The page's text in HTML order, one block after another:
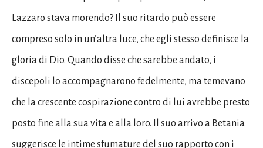
Lazzaro stava morendo? Il suo ritardo può essere
compreso solo in un’altra luce, che egli stesso definisce la
gloria di Dio. Quando disse che sarebbe andato, i
discepoli lo accompagnarono fedelmente, ma temevano
che la crescente cospirazione contro di lui avrebbe presto
posto fine alla sua vita e alla loro. Il suo arrivo a Betania
suggerisce le intime sfumature del suo rapporto con i